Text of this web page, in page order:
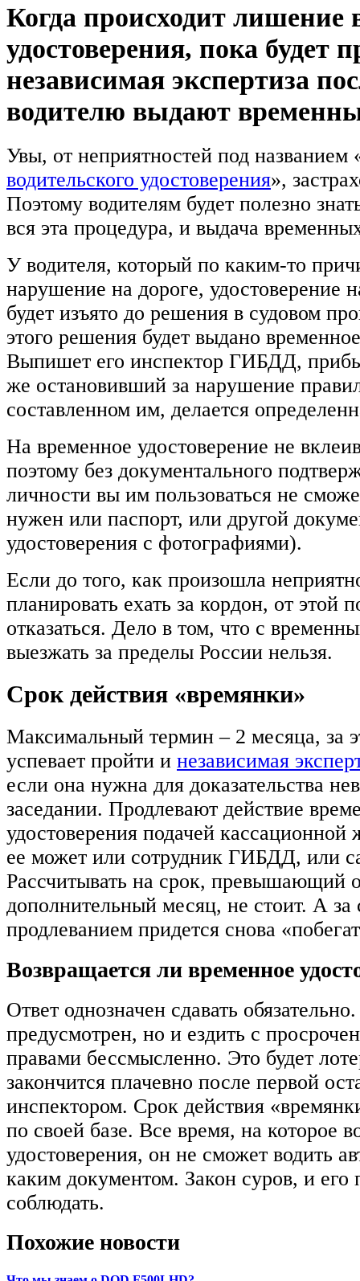
Когда происходит лишение
удостоверения, пока будет
независимая экспертиза
водителю выдают
Увы, от неприятностей под названием
водительского удостоверения»,
Поэтому водителям будет полезно
вся эта процедура, и выдача
У водителя, который по каким-то
нарушение на дороге, удостоверение
будет изъято до решения в судовом
этого решения будет выдано
Выпишет его инспектор ГИБДД,
же остановивший за нарушение
составленном им, делается
На временное удостоверение не
поэтому без документального
личности вы им пользоваться не
нужен или паспорт, или другой
удостоверения с фотографиями).
Если до того, как произошла
планировать ехать за кордон, от этой
отказаться. Дело в том, что с
выезжать за пределы России нельзя.
Срок действия «времянки»
Максимальный термин – 2 месяца, за
успевает пройти и независимая
если она нужна для доказательства
заседании. Продлевают действие
удостоверения подачей
ее может или сотрудник ГИБДД, или
Рассчитывать на срок, превышающий
дополнительный месяц, не стоит. А
продлеванием придется снова
Возвращается ли временное
Ответ однозначен сдавать
предусмотрен, но и ездить с
правами бессмысленно. Это будет
закончится плачевно после первой
инспектором. Срок действия
по своей базе. Все время, на которое
удостоверения, он не сможет водить
каким документом. Закон суров, и его
соблюдать.
Похожие новости